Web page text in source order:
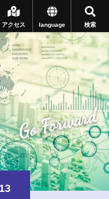
検索
language
アクセス
Go Forward